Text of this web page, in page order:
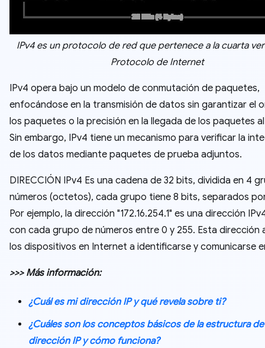
IPv4 es un protocolo de red que pertenece a la cuarta
Protocolo de Internet
IPv4 opera bajo un modelo de conmutación de paquetes,
enfocándose en la transmisión de datos sin garantizar el
los paquetes o la precisión en la llegada de los paquetes
Sin embargo, IPv4 tiene un mecanismo para verificar la
de los datos mediante paquetes de prueba adjuntos.
DIRECCIÓN IPv4 Es una cadena de 32 bits, dividida en 4
números (octetos), cada grupo tiene 8 bits, separados
Por ejemplo, la dirección "172.16.254.1" es una dirección
con cada grupo de números entre 0 y 255. Esta dirección
los dispositivos en Internet a identificarse y comunicarse
>>> Más información:
¿Cuál es mi dirección IP y qué revela sobre ti?
¿Cuáles son los conceptos básicos de la estructura de
dirección IP y cómo funciona?